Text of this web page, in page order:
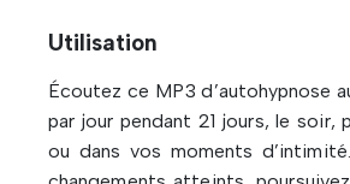
Utilisation
Écoutez ce MP3 d’autohypnose
par jour pendant 21 jours, le soir,
ou dans vos moments